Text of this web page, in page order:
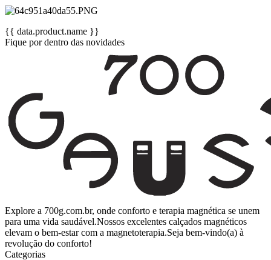
{{ data.product.name }}
Fique por dentro das novidades
Explore a 700g.com.br, onde conforto e terapia magnética se unem
para uma vida saudável.Nossos excelentes calçados magnéticos
elevam o bem-estar com a magnetoterapia.Seja bem-vindo(a) à
revolução do conforto!
Categorias